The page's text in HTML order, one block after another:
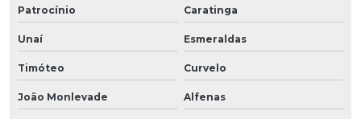
Patrocínio Caratinga
Unaí Esmeraldas
Timóteo Curvelo
João Monlevade Alfenas